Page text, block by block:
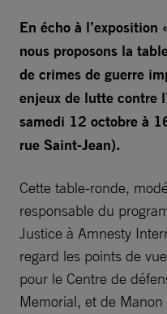
En écho à l’exposition
nous proposons la
de crimes de guerre
enjeux de lutte contre
samedi 12 octobre à
rue Saint-Jean).
Cette table-ronde,
responsable du
Justice à Amnesty
regard les points de
pour le Centre de
Memorial, et de